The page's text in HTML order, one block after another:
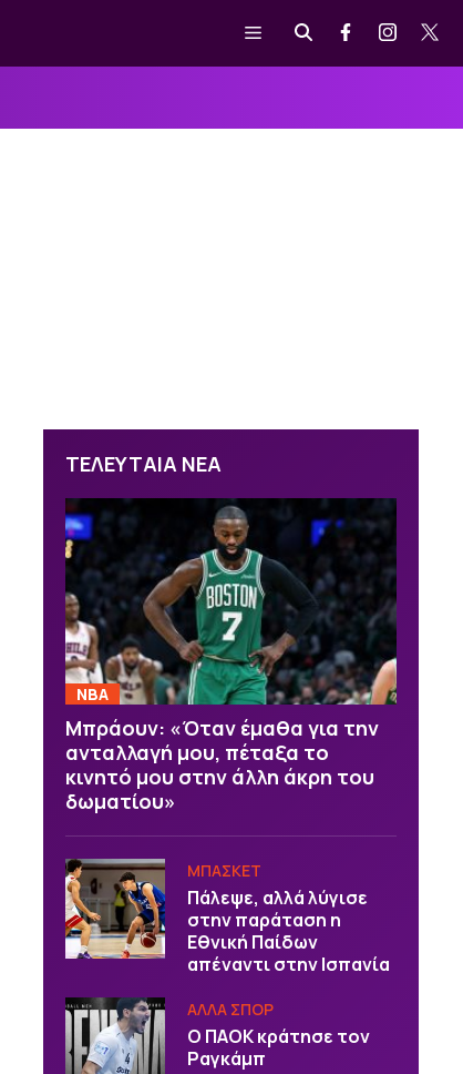
Μενού
ΤΕΛΕΥΤΑΙΑ ΝΕΑ
NBA
Μπράουν: «Όταν έμαθα για την
ανταλλαγή μου, πέταξα το
κινητό μου στην άλλη άκρη του
δωματίου»
ΜΠΑΣΚΕΤ
Πάλεψε, αλλά λύγισε
στην παράταση η
Εθνική Παίδων
απέναντι στην Ισπανία
ΑΛΛΑ ΣΠΟΡ
Ο ΠΑΟΚ κράτησε τον
Ραγκάμπ